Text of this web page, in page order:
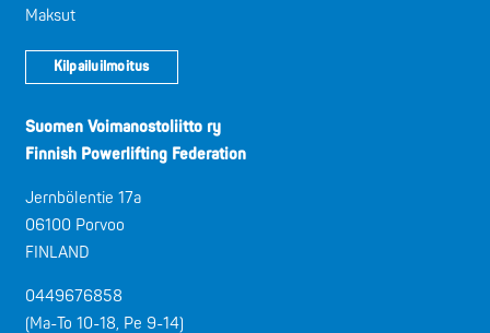
Maksut
Kilpailuilmoitus
Suomen Voimanostoliitto ry
Finnish Powerlifting Federation
Jernbölentie 17a
06100 Porvoo
FINLAND
0449676858
(Ma-To 10-18, Pe 9-14)